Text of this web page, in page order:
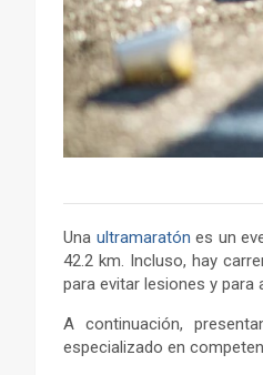
Una ultramaratón es un
42.2 km. Incluso, hay
para evitar lesiones y para
A continuación,
especializado en